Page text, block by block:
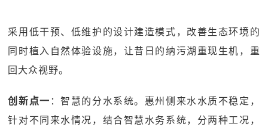
采用低干预、低维护的设计建造模式，改善生态环境的
同时植入自然体验设施，让昔日的纳污湖重现生机，重
回大众视野。
创新点一 ：智慧的分水系统。惠州侧来水水质不稳定，
针对不同来水情况，结合智慧水务系统，分两种工况，